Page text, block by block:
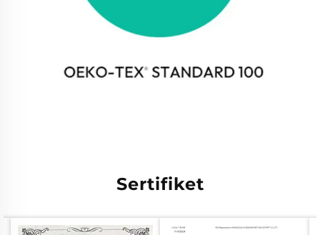
Sertifiket